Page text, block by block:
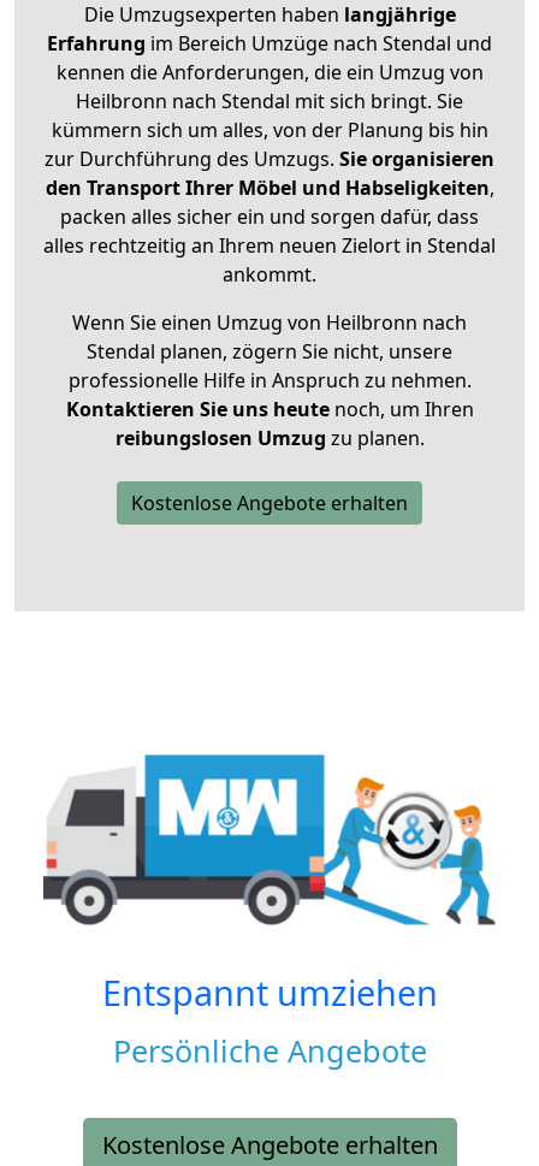
Die Umzugsexperten haben langjährige
Erfahrung im Bereich Umzüge nach Stendal und
kennen die Anforderungen, die ein Umzug von
Heilbronn nach Stendal mit sich bringt. Sie
kümmern sich um alles, von der Planung bis hin
zur Durchführung des Umzugs. Sie organisieren
den Transport Ihrer Möbel und Habseligkeiten,
packen alles sicher ein und sorgen dafür, dass
alles rechtzeitig an Ihrem neuen Zielort in Stendal
ankommt.
Wenn Sie einen Umzug von Heilbronn nach
Stendal planen, zögern Sie nicht, unsere
professionelle Hilfe in Anspruch zu nehmen.
Kontaktieren Sie uns heutenoch, um Ihren
reibungslosen Umzug zu planen.
Kostenlose Angebote erhalten
Entspannt umziehen
Persönliche Angebote
Kostenlose Angebote erhalten